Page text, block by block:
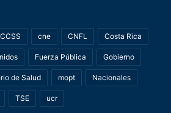
CCSS cne CNFL Costa Rica
Fuerza Pública Gobierno
de Salud mopt Nacionales
TSE ucr